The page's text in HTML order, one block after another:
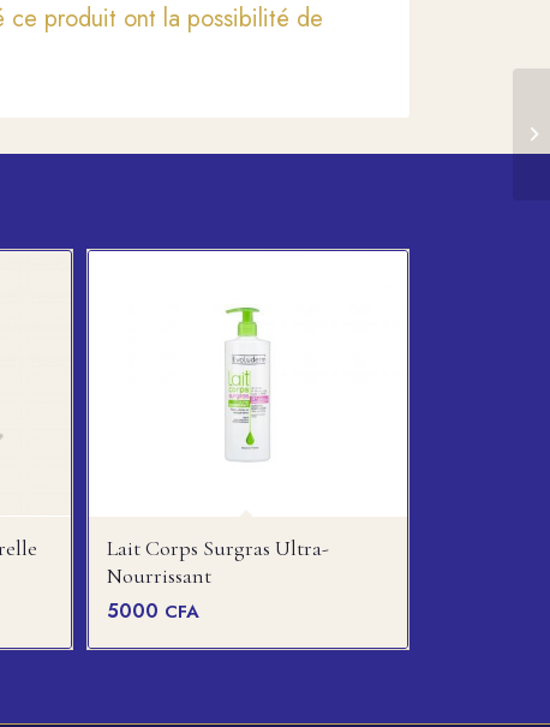
ce produit ont la possibilité de
Lait Corps Surgras Ultra-
Nourrissant
5000 CFA